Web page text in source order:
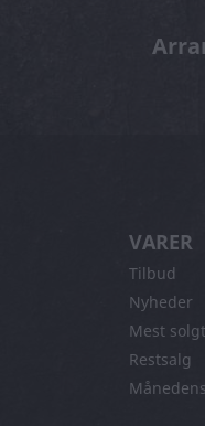
VARER
Tilbud
Nyheder
Mest
Restsalg